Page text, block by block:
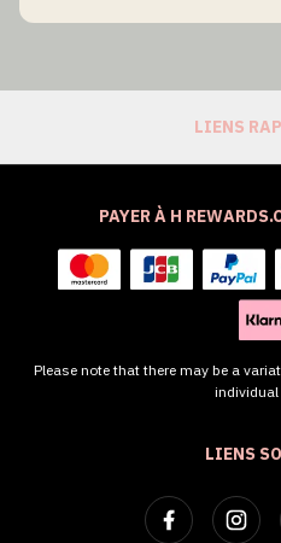
LIENS
LIENS
PAYER À H
Please note that there may be a
individual